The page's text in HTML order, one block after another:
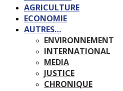
AGRICULTURE
ECONOMIE
AUTRES…
ENVIRONNEMENT
INTERNATIONAL
MEDIA
JUSTICE
CHRONIQUE